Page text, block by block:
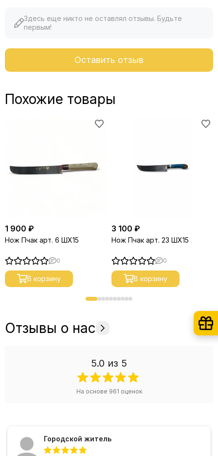
Здесь еще никто не оставлял отзывы. Будьте
первым!
Оставить отзыв
Похожие товары
1 900 ₽
Нож Пчак арт. 6 ШХ15
0
В корзину
3 100 ₽
Нож Пчак арт. 23 ШХ15
0
В корзину
Отзывы о нас
5.0 из 5
На основе 961 оценок
Городской житель